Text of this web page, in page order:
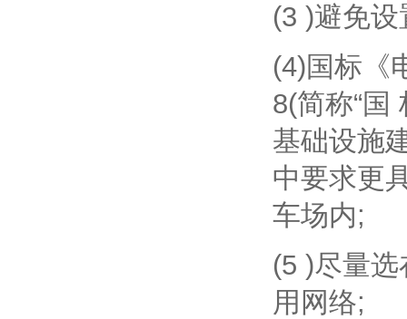
(3 )避免
(4)国标《
8(简称“国
基础设施
中要求更
车场内;
(5 )尽量
用网络;